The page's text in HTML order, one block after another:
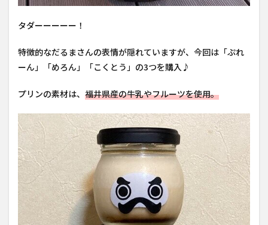
タダーーーーー！
特徴的なだるまさんの表情が隠れていますが、今回は「ぷれ
ーん」「めろん」「こくとう」の3つを購入♪
プリンの素材は、 福井県産の牛乳やフルーツを使用。